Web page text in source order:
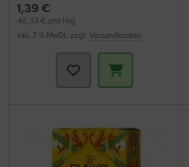
1,39 €
46,33 € pro 1 kg
inkl. 7 % MwSt. zzgl. Versandkosten